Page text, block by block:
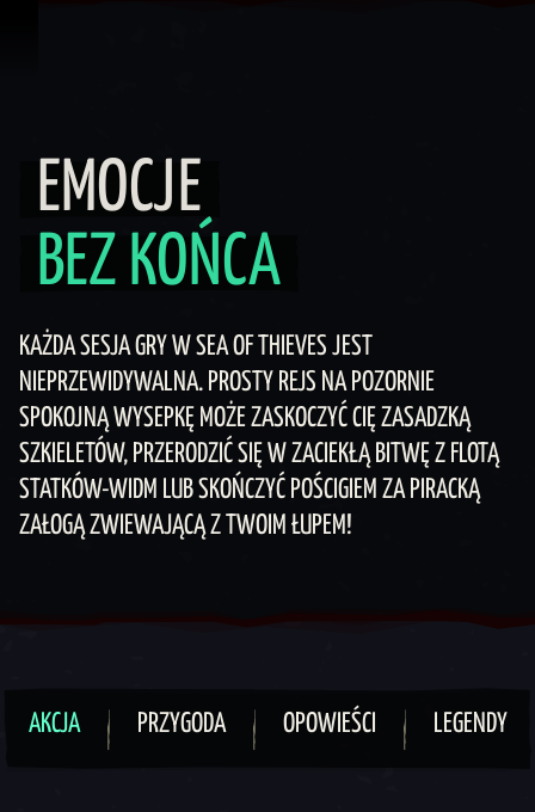
Emocje Bez końca
EMOCJE
BEZ KOŃCA
KAŻDA SESJA GRY W SEA OF THIEVES JEST
NIEPRZEWIDYWALNA. PROSTY REJS NA POZORNIE
SPOKOJNĄ WYSEPKĘ MOŻE ZASKOCZYĆ CIĘ ZASADZKĄ
SZKIELETÓW, PRZERODZIĆ SIĘ W ZACIEKŁĄ BITWĘ Z FLOTĄ
STATKÓW-WIDM LUB SKOŃCZYĆ POŚCIGIEM ZA PIRACKĄ
ZAŁOGĄ ZWIEWAJĄCĄ Z TWOIM ŁUPEM!
AKCJA PRZYGODA OPOWIEŚCI LEGENDY